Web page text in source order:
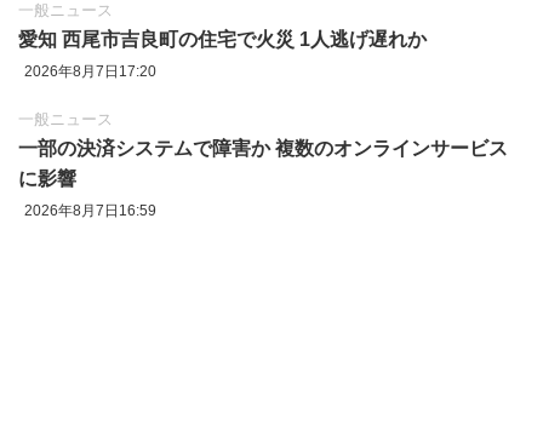
一般ニュース
愛知 西尾市吉良町の住宅で火災 1人逃げ遅れか
2026年8月7日17:20
一般ニュース
一部の決済システムで障害か 複数のオンラインサービス
に影響
2026年8月7日16:59